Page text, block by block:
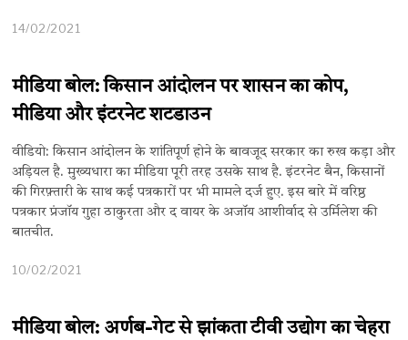
14/02/2021
मीडिया बोल: किसान आंदोलन पर शासन का कोप,
मीडिया और इंटरनेट शटडाउन
वीडियो: किसान आंदोलन के शांतिपूर्ण होने के बावजूद सरकार का रुख कड़ा और
अड़ियल है. मुख्यधारा का मीडिया पूरी तरह उसके साथ है. इंटरनेट बैन, किसानों
की गिरफ़्तारी के साथ कई पत्रकारों पर भी मामले दर्ज हुए. इस बारे में वरिष्ठ
पत्रकार प्रंजॉय गुहा ठाकुरता और द वायर के अजॉय आशीर्वाद से उर्मिलेश की
बातचीत.
10/02/2021
मीडिया बोल: अर्णब-गेट से झांकता टीवी उद्योग का चेहरा